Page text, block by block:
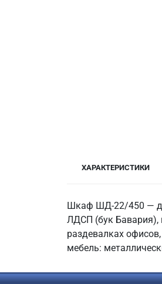
ХАРАКТЕРИСТИКИ
Шкаф ШД-22/450 —
ЛДСП (бук Бавария),
раздевалках
мебель: